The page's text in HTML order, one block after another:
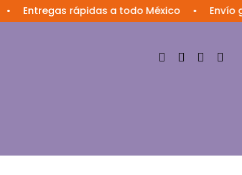
Entregas rápidas a todo México • Envío